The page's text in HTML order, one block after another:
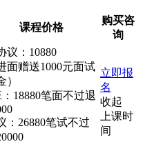
课程价格
购买咨
询
议：10880
面赠送1000元面试
）
18880笔面不过退
：26880笔试不过
立即报
名
收起
上课时
间